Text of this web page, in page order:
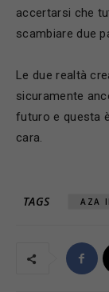
accertarsi che
scambiare due
Le due realtà
sicuramente
futuro e questa
cara.
TAGS AZA